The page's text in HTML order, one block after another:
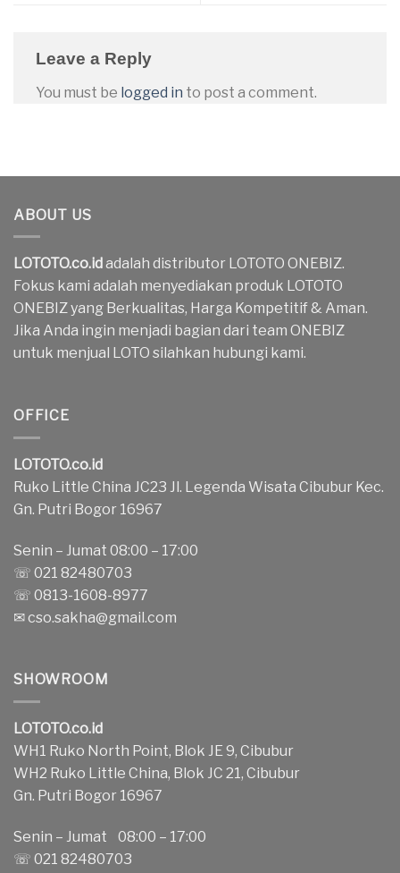
Leave a Reply
You must be logged in to post a comment.
ABOUT US
LOTOTO.co.id adalah distributor LOTOTO ONEBIZ.
Fokus kami adalah menyediakan produk LOTOTO
ONEBIZ yang Berkualitas, Harga Kompetitif & Aman.
Jika Anda ingin menjadi bagian dari team ONEBIZ
untuk menjual LOTO silahkan hubungi kami.
OFFICE
LOTOTO.co.id
Ruko Little China JC23 Jl. Legenda Wisata Cibubur Kec.
Gn. Putri Bogor 16967
Senin – Jumat 08:00 – 17:00
☏ 021 82480703
☏ 0813-1608-8977
✉cso.sakha@gmail.com
SHOWROOM
LOTOTO.co.id
WH1 Ruko North Point, Blok JE 9, Cibubur
WH2 Ruko Little China, Blok JC 21, Cibubur
Gn. Putri Bogor 16967
Senin – Jumat 08:00 – 17:00
☏ 021 82480703